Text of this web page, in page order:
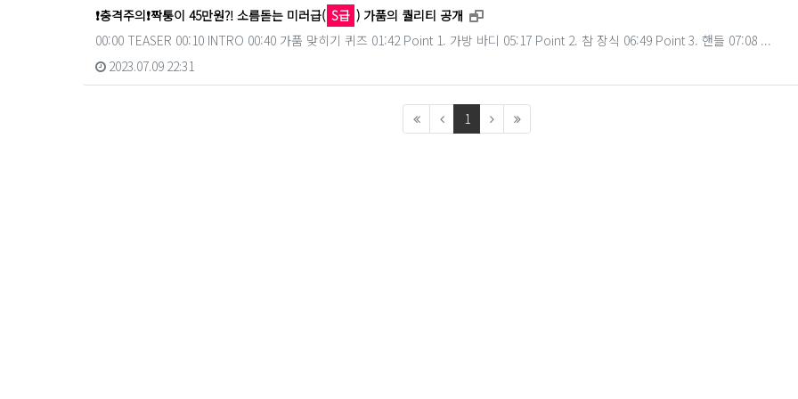
❗충격주의❗짝퉁이 45만원?! 소름돋는 미러급( S급 ) 가품의 퀄리티 공개
새창으로 보기
00:00 TEASER 00:10 INTRO 00:40 가품 맞히기 퀴즈 01:42 Point 1. 가방 바디 05:17 Point 2. 참 장식 06:49 Point 3. 핸들 07:08 ...
2023.07.09 22:31
1 (current)